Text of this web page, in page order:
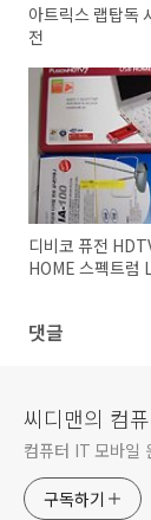
아트릭스 랩탑독
전
디비코 퓨전
HOME 스펙트럼
댓글
씨디맨의 컴
컴퓨터 IT 모바일
구독하기